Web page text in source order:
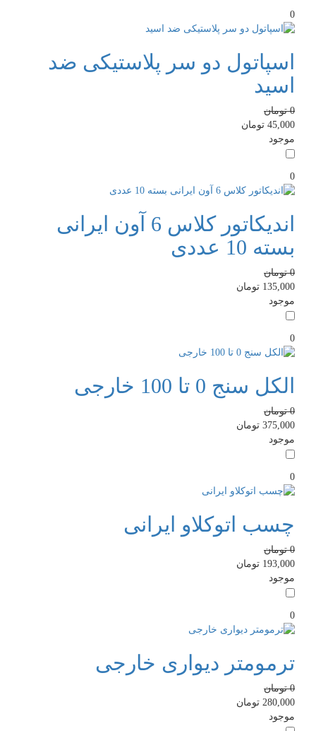
0
اسپاتول دو سر پلاستیکی ضد
اسید
0 تومان
45,000 تومان
موجود
0
اندیکاتور کلاس 6 آون ایرانی
بسته 10 عددی
0 تومان
135,000 تومان
موجود
0
الکل سنج 0 تا 100 خارجی
0 تومان
375,000 تومان
موجود
0
چسب اتوکلاو ایرانی
0 تومان
193,000 تومان
موجود
0
ترمومتر دیواری خارجی
0 تومان
280,000 تومان
موجود